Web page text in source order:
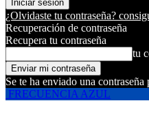
¿Olvidaste tu contraseña?
Recuperación de contraseña
Recupera tu contraseña
tu
Se te ha enviado una
FRECUENCIA AZUL